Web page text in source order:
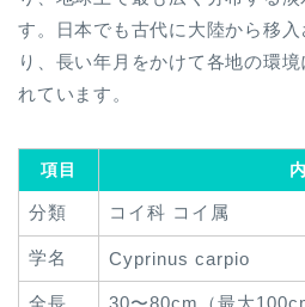
す。日本でも古代に大陸から移
り、長い年月をかけて各地の環
れています。
項目
分類 コイ科 コイ属
学名 Cyprinus carpio